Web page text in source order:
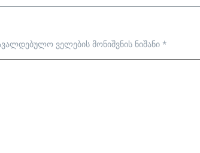
ველების მონიშვნის ნიშანი *